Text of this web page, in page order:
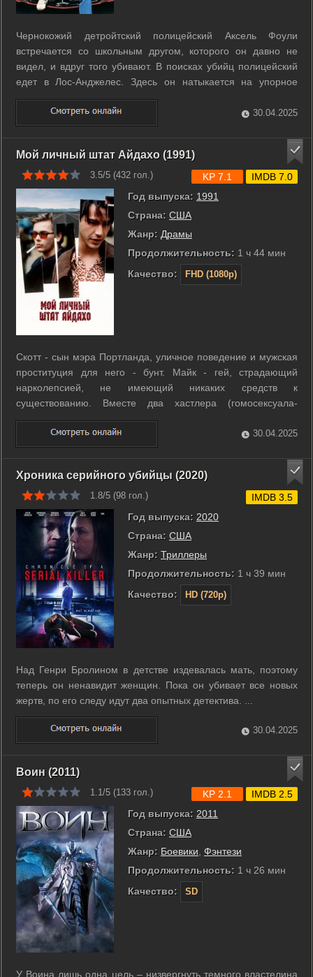
Чернокожий детройтский полицейский Аксель Фоули
встречается со школьным другом, которого он давно не
видел, и вдруг того убивают. В поисках убийц полицейский
едет в Лос-Анджелес. Здесь он натыкается на упорное
неприятие залетного выскочки местными полицейскими, но
с помощью своего удивительного дара находить выход из
любого положения, Фоули ...
30.04.2025
Мой личный штат Айдахо (1991)
3.5/5 (432 гол.)
Год выпуска: 1991
Страна: США
Жанр: Драмы
Продолжительность: 1 ч 44 мин
Качество:
FHD (1080p)
KP 7.1 IMDB 7.0
Скотт - сын мэра Портланда, уличное поведение и мужская
проституция для него - бунт. Майк - гей, страдающий
нарколепсией, не имеющий никаких средств к
существованию. Вместе два хастлера (гомосексуала-
проститута) пускаются в путешествие в поисках мамы
Майка, которое приводит их в его родной город - Айдахо, и
далее в Италию и назад в Портланд... ...
30.04.2025
Хроника серийного убийцы (2020)
1.8/5 (98 гол.)
Год выпуска: 2020
Страна: США
Жанр: Триллеры
Продолжительность: 1 ч 39 мин
Качество:
HD (720p)
IMDB 3.5
Над Генри Бролином в детстве издевалась мать, поэтому
теперь он ненавидит женщин. Пока он убивает все новых
жертв, по его следу идут два опытных детектива. ...
30.04.2025
Воин (2011)
1.1/5 (133 гол.)
Год выпуска: 2011
Страна: США
Жанр: Боевики Фэнтези
Продолжительность: 1 ч 26 мин
Качество:
SD
KP 2.1 IMDB 2.5
У Воина лишь одна цель – низвергнуть темного властелина